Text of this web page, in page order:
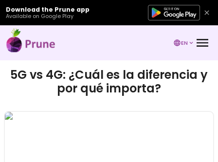
Download the Prune app
Available on Google Play
EN
5G vs 4G: ¿Cuál es la diferencia y
por qué importa?